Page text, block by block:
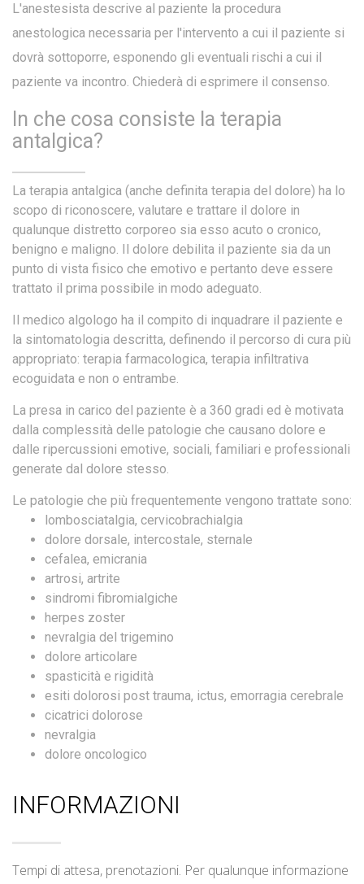
L'anestesista descrive al paziente la procedura
anestologica necessaria per l'intervento a cui il paziente si
dovrà sottoporre, esponendo gli eventuali rischi a cui il
paziente va incontro. Chiederà di esprimere il consenso.
In che cosa consiste la terapia
antalgica?
La terapia antalgica (anche definita terapia del dolore) ha lo
scopo di riconoscere, valutare e trattare il dolore in
qualunque distretto corporeo sia esso acuto o cronico,
benigno e maligno. Il dolore debilita il paziente sia da un
punto di vista fisico che emotivo e pertanto deve essere
trattato il prima possibile in modo adeguato.
Il medico algologo ha il compito di inquadrare il paziente e
la sintomatologia descritta, definendo il percorso di cura più
appropriato: terapia farmacologica, terapia infiltrativa
ecoguidata e non o entrambe.
La presa in carico del paziente è a 360 gradi ed è motivata
dalla complessità delle patologie che causano dolore e
dalle ripercussioni emotive, sociali, familiari e professionali
generate dal dolore stesso.
Le patologie che più frequentemente vengono trattate sono:
lombosciatalgia, cervicobrachialgia
dolore dorsale, intercostale, sternale
cefalea, emicrania
artrosi, artrite
sindromi fibromialgiche
herpes zoster
nevralgia del trigemino
dolore articolare
spasticità e rigidità
esiti dolorosi post trauma, ictus, emorragia cerebrale
cicatrici dolorose
nevralgia
dolore oncologico
INFORMAZIONI
Tempi di attesa, prenotazioni. Per qualunque informazione